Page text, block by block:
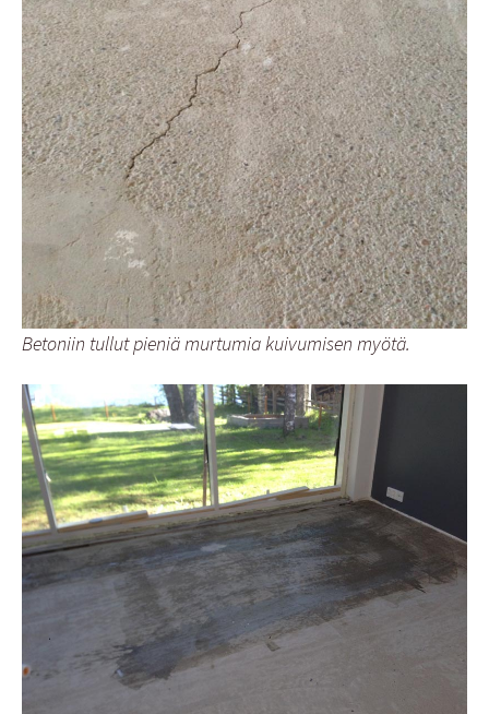
Betoniin tullut pieniä murtumia kuivumisen myötä.